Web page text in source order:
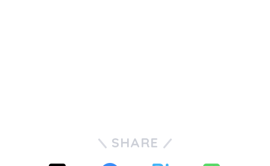
SHARE